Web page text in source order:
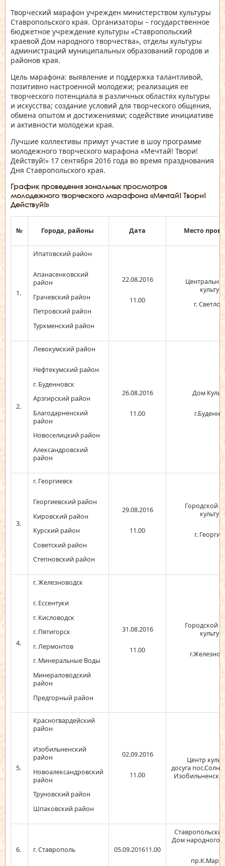
Творческий марафон учрежден министерством культуры
Ставропольского края. Организаторы – государственное
бюджетное учреждение культуры «Ставропольский
краевой Дом народного творчества», отделы культуры
администраций муниципальных образований городов и
районов края.
Цель марафона: выявление и поддержка талантливой,
позитивно настроенной молодежи; реализация ее
творческого потенциала в различных областях культуры
и искусства; создание условий для творческого общения,
обмена опытом и достижениями; содействие инициативе
и активности молодежи края.
Лучшие коллективы примут участие в шоу программе
молодежного творческого марафона «Мечтай! Твори!
Действуй!» 17 сентября 2016 года во время празднования
Дня Ставропольского края.
График проведения зональных просмотров
молодежного творческого марафона «Мечтай! Твори!
Действуй!»
№ Города, районы Дата Место
1.
Ипатовский район
Апанасенковский
район
Грачевский район
Петровский район
Туркменский район
22.08.2016
11.00
г.
2.
Левокумский район
Нефтекумский район
г. Буденновск
Арзгирский район
Благодарненский
район
Новоселицкий район
Александровский
район
26.08.2016
11.00
Дом
3.
г. Георгиевск
Георгиевский район
Кировский район
Курский район
Советский район
Степновский район
29.08.2016
11.00
Городской
г.
4.
г. Железноводск
г. Ессентуки
г. Кисловодск
г. Пятигорск
г. Лермонтов
г. Минеральные Воды
Минераловодский
район
Предгорный район
31.08.2016
11.00
Городской
5.
Красногвардейский
район
Изобильненский
район
Новоалександровский
район
Труновский район
Шпаковский район
02.09.2016
11.00
Центр
досуга
6. г. Ставрополь 05.09.201611.00
Дом народного